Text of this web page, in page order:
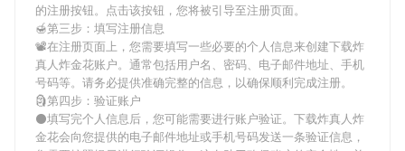
的注册按钮。点击该按钮，您将被引导至注册页面。
🍯第三步：填写注册信息
📽在注册页面上，您需要填写一些必要的个人信息来创建下载炸
真人炸金花账户。通常包括用户名、密码、电子邮件地址、手机
号码等。请务必提供准确完整的信息，以确保顺利完成注册。
🗿第四步：验证账户
⚫填写完个人信息后，您可能需要进行账户验证。 下载炸真人炸
金花会向您提供的电子邮件地址或手机号码发送一条验证信息，